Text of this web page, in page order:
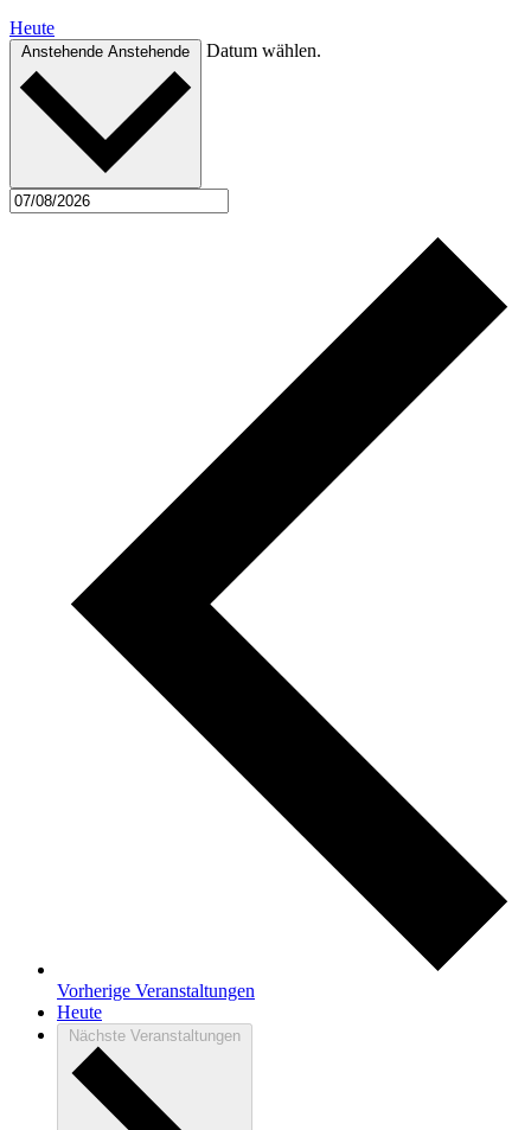
Heute
Anstehende Anstehende Datum wählen.
Vorherige Veranstaltungen
Heute
Nächste Veranstaltungen